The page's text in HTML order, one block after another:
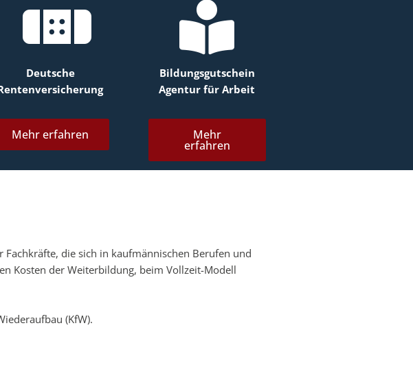
Deutsche
Mehr erfahren
Bildungsgutschein
Agentur für Arbeit
Mehr
erfahren
Fachkräfte, die sich in kaufmännischen Berufen und
Kosten der Weiterbildung, beim Vollzeit-Modell
(KfW).